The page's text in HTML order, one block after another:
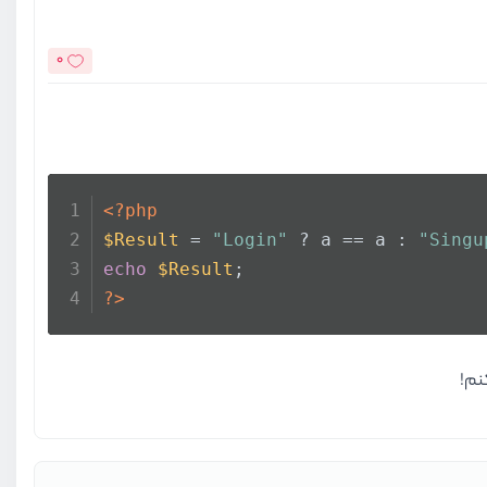
0
<?php
$Result
= "Login" ? a == a :
echo
$Result ;
?>